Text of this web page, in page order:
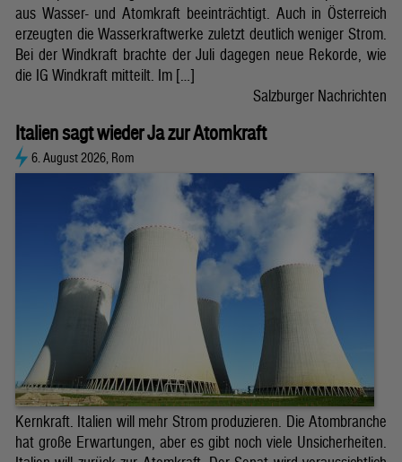
aus Wasser- und Atomkraft beeinträchtigt. Auch in Österreich
erzeugten die Wasserkraftwerke zuletzt deutlich weniger Strom.
Bei der Windkraft brachte der Juli dagegen neue Rekorde, wie
die IG Windkraft mitteilt. Im […]
Salzburger Nachrichten
Italien sagt wieder Ja zur Atomkraft
6. August 2026, Rom
Kernkraft. Italien will mehr Strom produzieren. Die Atombranche
hat große Erwartungen, aber es gibt noch viele Unsicherheiten.